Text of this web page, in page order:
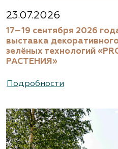
23.07.2026
17–19 сентября 2026
выставка
зелёных технологий
РАСТЕНИЯ»
Подробности